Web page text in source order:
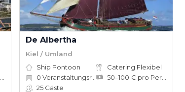
De Albertha
Kiel / Umland
Ship Pontoon
Catering Flexibel
0 Veranstaltungsräume
25 Gäste